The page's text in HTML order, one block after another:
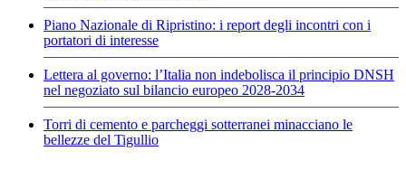
Piano Nazionale di Ripristino: i report degli incontri con i
portatori di interesse
Lettera al governo: l’Italia non indebolisca il principio DNSH
nel negoziato sul bilancio europeo 2028-2034
Torri di cemento e parcheggi sotterranei minacciano le
bellezze del Tigullio